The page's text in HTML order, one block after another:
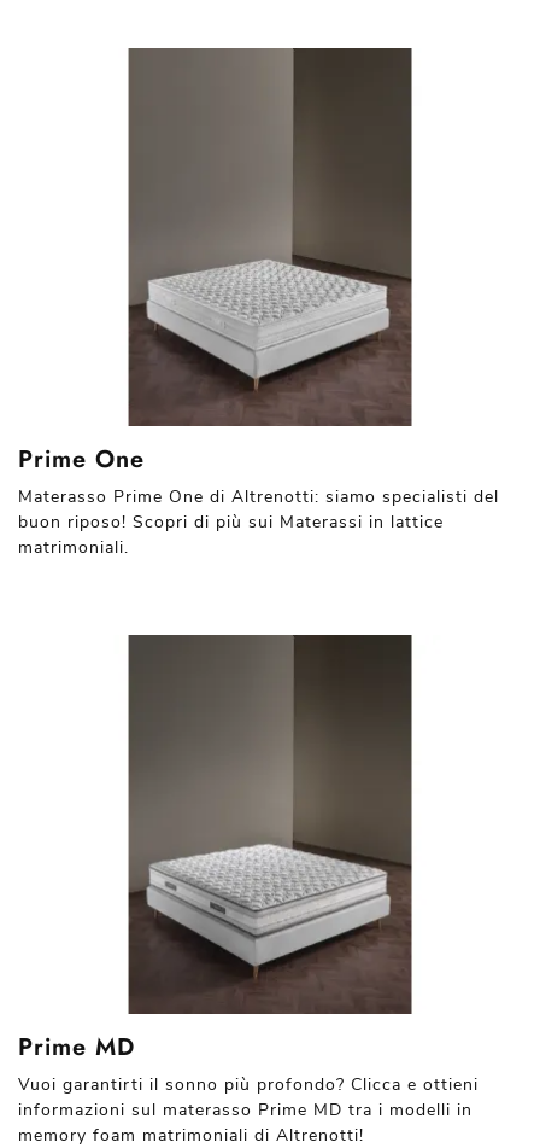
Prime One
Materasso Prime One di Altrenotti: siamo specialisti del
buon riposo! Scopri di più sui Materassi in lattice
matrimoniali.
Prime MD
Vuoi garantirti il sonno più profondo? Clicca e ottieni
informazioni sul materasso Prime MD tra i modelli in
memory foam matrimoniali di Altrenotti!